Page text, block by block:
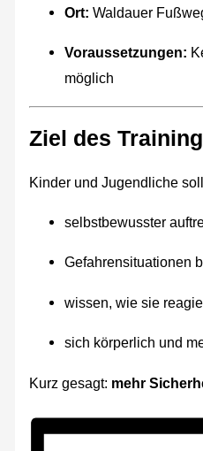
Ort: Waldauer
Voraussetzungen:
möglich
Ziel des
Kinder und Jugendliche
selbstbewusster
Gefahrensituationen
wissen, wie sie
sich körperlich und
Kurz gesagt: mehr